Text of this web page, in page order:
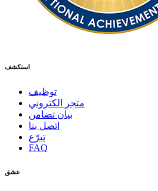
استكشف
توظيف
متجر الكتروني
بيان تضامن
اتصل بنا
تبرّع
FAQ
عشق